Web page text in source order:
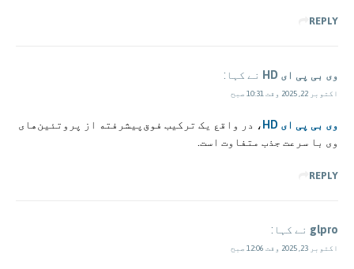
REPLY
وی بی پی ای HD نے کہا:
اکتوبر 22, 2025 وقت 10:31 صبح
وی بی پی ای HD
، در واقع یک ترکیب فوق‌پیشرفته از پروتئین‌های
وی با سرعت جذب متفاوت است.
REPLY
glpro نے کہا:
اکتوبر 23, 2025 وقت 12:06 صبح